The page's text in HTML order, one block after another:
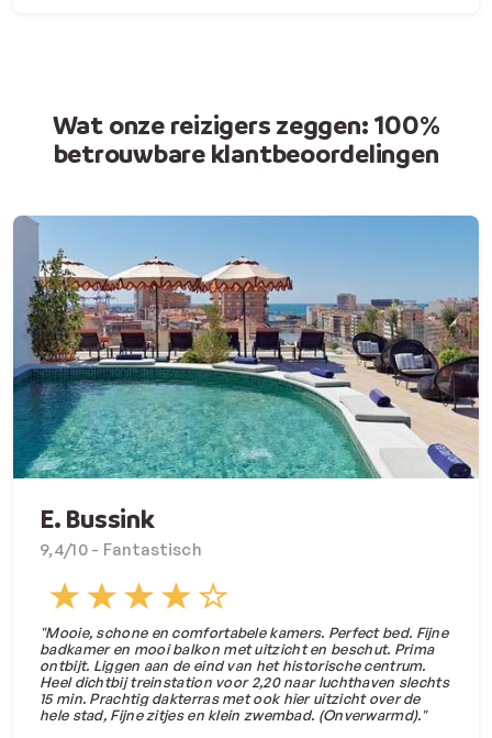
Wat onze reizigers zeggen: 100%
betrouwbare klantbeoordelingen
E. Bussink
9,4/10 - Fantastisch
"Mooie, schone en comfortabele kamers. Perfect bed. Fijne
badkamer en mooi balkon met uitzicht en beschut. Prima
ontbijt. Liggen aan de eind van het historische centrum.
Heel dichtbij treinstation voor 2,20 naar luchthaven slechts
15 min. Prachtig dakterras met ook hier uitzicht over de
hele stad, Fijne zitjes en klein zwembad. (Onverwarmd)."